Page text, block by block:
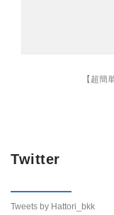
【超簡
Twitter
Tweets by Hattori_bkk